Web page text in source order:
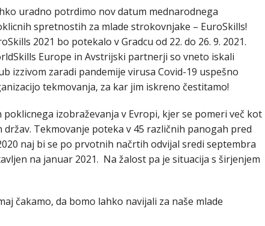
uradno potrdimo nov datum mednarodnega
spretnostih za mlade strokovnjake – EuroSkills!
2021 bo potekalo v Gradcu od 22. do 26. 9. 2021.
Europe in Avstrijski partnerji so vneto iskali
izzivom zaradi pandemije virusa Covid-19 uspešno
tekmovanja, za kar jim iskreno čestitamo!
izobraževanja v Evropi, kjer se pomeri več kot
Tekmovanje poteka v 45 različnih panogah pred
naj bi se po prvotnih načrtih odvijal sredi septembra
na januar 2021. Na žalost pa je situacija s širjenjem
čakamo, da bomo lahko navijali za naše mlade